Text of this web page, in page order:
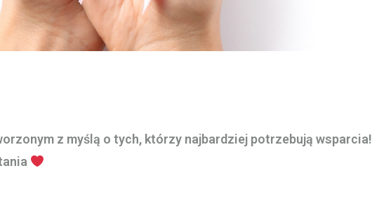
z myślą o tych, którzy najbardziej potrzebują wsparcia!